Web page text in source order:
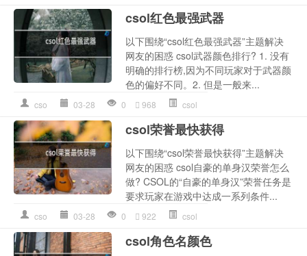
csol红色最强武器
以下围绕“csol红色最强武器”主题解决
网友的困惑 csol武器颜色排行? 1. 没有
明确的排行榜,因为不同玩家对于武器颜
色的偏好不同。2. 但是一般来...
cso 03-28 0 968 csol
csol荣誉最快获得
以下围绕“csol荣誉最快获得”主题解决
网友的困惑 csol自豪的单身汉荣誉怎么
做? CSOL的“自豪的单身汉”荣誉任务是
要求玩家在游戏中达成一系列条件...
cso 03-28 0 922 csol
csol角色名颜色